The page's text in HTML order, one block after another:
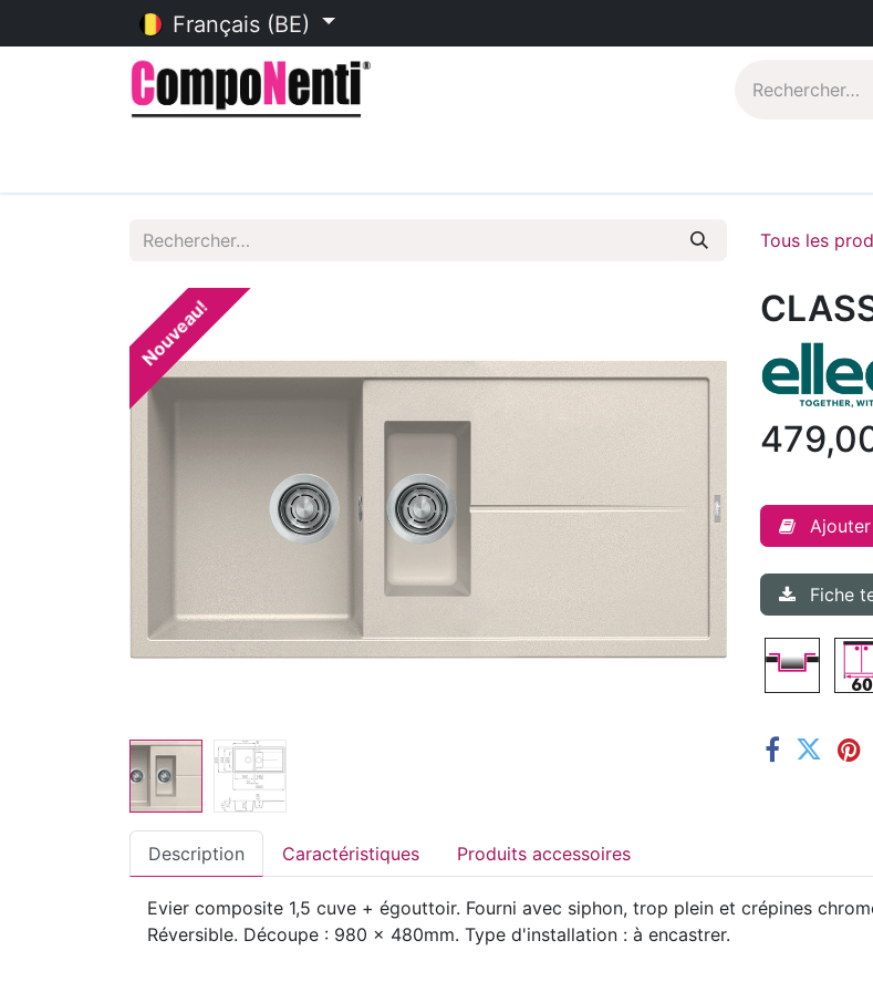
Français (BE)
Tous les
Nouveau!
Fiche
Description Caractéristiques Produits accessoires
Evier composite 1,5 cuve + égouttoir. Fourni avec siphon, trop plein et crépines
Réversible. Découpe : 980 x 480mm. Type d'installation : à encastrer.